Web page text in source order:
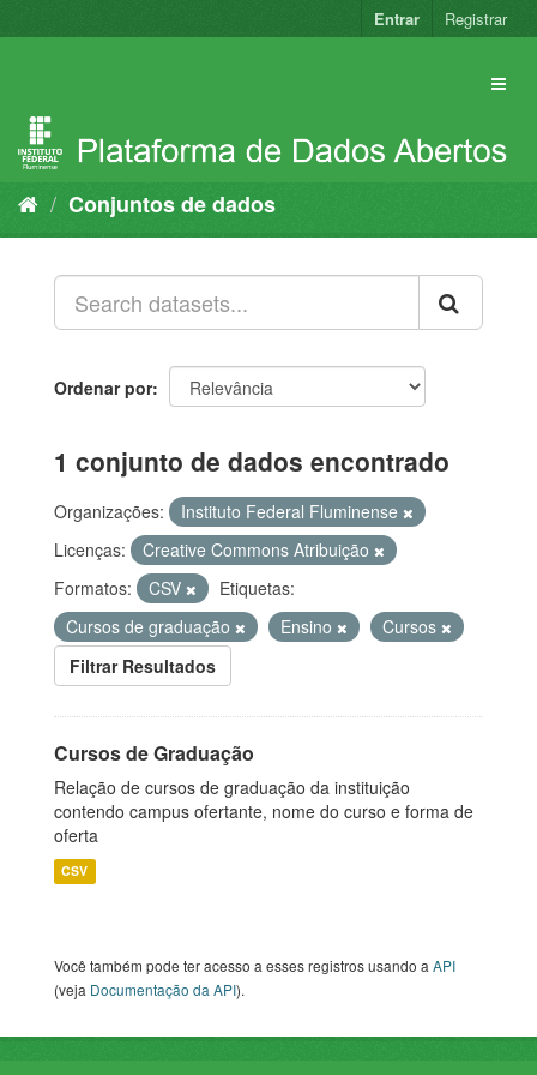
para
Entrar Registrar
Conjuntos de dados
Ordenar por
1 conjunto de dados encontrado
Organizações:
Instituto Federal Fluminense
Licenças:
Creative Commons Atribuição
Formatos:
CSV
Etiquetas:
Cursos de graduação
Ensino
Cursos
Filtrar Resultados
Cursos de Graduação
Relação de cursos de graduação da instituição
contendo campus ofertante, nome do curso e forma de
oferta
CSV
Você também pode ter acesso a esses registros usando aAPI
(veja Documentação da API).